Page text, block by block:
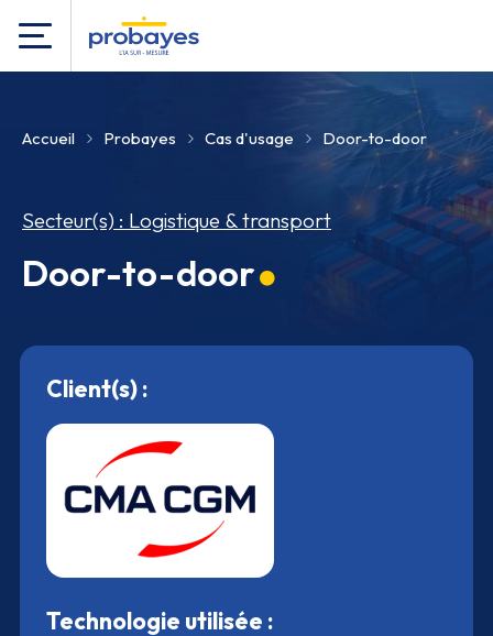
Accueil Probayes Cas d'usage Door-to-door
Secteur(s) : Logistique & transport
Door-to-door
Client(s) :
Technologie utilisée :